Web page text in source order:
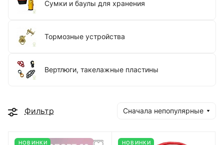
Сумки и баулы для хранения
Тормозные устройства
Вертлюги, такелажные пластины
Фильтр Сначала непопулярные
НОВИНКИ
НОВИНКИ